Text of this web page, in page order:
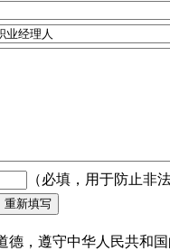
（必填，用于防止非
德，遵守中华人民共和